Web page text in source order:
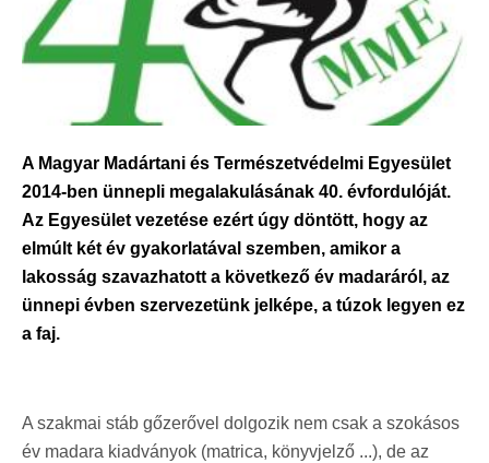
A Magyar Madártani és Természetvédelmi Egyesület
2014-ben ünnepli megalakulásának 40. évfordulóját.
Az Egyesület vezetése ezért úgy döntött, hogy az
elmúlt két év gyakorlatával szemben, amikor a
lakosság szavazhatott a következő év madaráról, az
ünnepi évben szervezetünk jelképe, a túzok legyen ez
a faj.
A szakmai stáb gőzerővel dolgozik nem csak a szokásos
év madara kiadványok (matrica, könyvjelző ...), de az